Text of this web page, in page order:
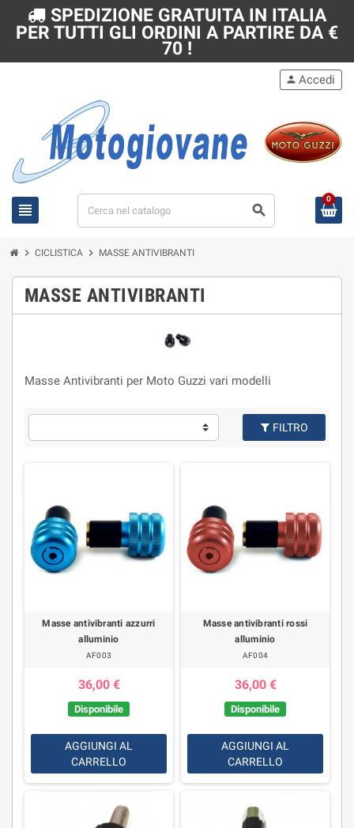
SPEDIZIONE GRATUITA IN ITALIA
PER TUTTI GLI ORDINI A PARTIRE DA €
70 !
view_headline search
person Accedi
0
chevron_right CICLISTICA chevron_right MASSE ANTIVIBRANTI
MASSE ANTIVIBRANTI
Masse Antivibranti per Moto Guzzi vari modelli
FILTRO
Masse antivibranti azzurri
alluminio
AF003
36,00 €
Disponibile
AGGIUNGI AL
CARRELLO
Masse antivibranti rossi
alluminio
AF004
36,00 €
Disponibile
AGGIUNGI AL
CARRELLO